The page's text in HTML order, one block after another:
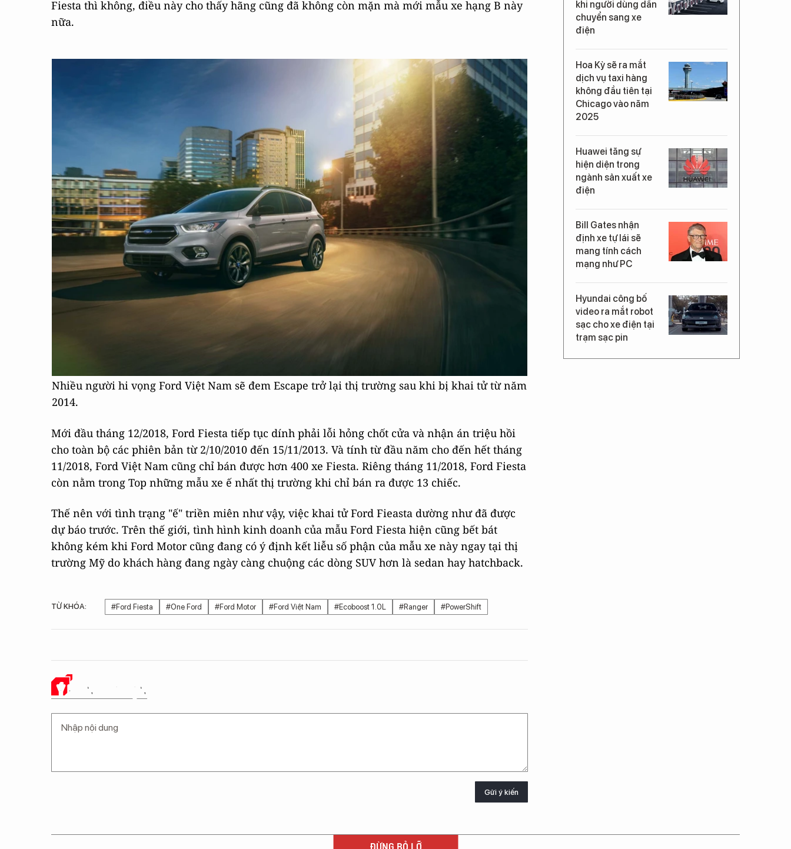
Fiesta thì không, điều này cho thấy hãng cũng đã không còn mặn mà mới mẫu xe hạng B này
nữa.
Nhiều người hi vọng Ford Việt Nam sẽ đem Escape trở lại thị trường sau khi bị khai tử từ năm
2014.
Mới đầu tháng 12/2018, Ford Fiesta tiếp tục dính phải lỗi hỏng chốt cửa và nhận án triệu hồi
cho toàn bộ các phiên bản từ 2/10/2010 đến 15/11/2013. Và tính từ đầu năm cho đến hết tháng
11/2018, Ford Việt Nam cũng chỉ bán được hơn 400 xe Fiesta. Riêng tháng 11/2018, Ford Fiesta
còn nằm trong Top những mẫu xe ế nhất thị trường khi chỉ bán ra được 13 chiếc.
Thế nên với tình trạng "ế" triền miên như vậy, việc khai tử Ford Fieasta dường như đã được
dự báo trước. Trên thế giới, tình hình kinh doanh của mẫu Ford Fiesta hiện cũng bết bát
không kém khi Ford Motor cũng đang có ý định kết liễu số phận của mẫu xe này ngay tại thị
trường Mỹ do khách hàng đang ngày càng chuộng các dòng SUV hơn là sedan hay hatchback.
TỪ KHÓA: #Ford Fiesta #One Ford #Ford Motor #Ford Việt Nam #Ecoboost 1.0L #Ranger #PowerShift
Ý KIẾN CỦA BẠN
Gửi ý kiến
khi người dùng dần
chuyển sang xe
điện
Hoa Kỳ sẽ ra mắt
dịch vụ taxi hàng
không đầu tiên tại
Chicago vào năm
2025
Huawei tăng sự
hiện diện trong
ngành sản xuất xe
điện
Bill Gates nhận
định xe tự lái sẽ
mang tính cách
mạng như PC
Hyundai công bố
video ra mắt robot
sạc cho xe điện tại
trạm sạc pin
ĐỪNG BỎ LỠ